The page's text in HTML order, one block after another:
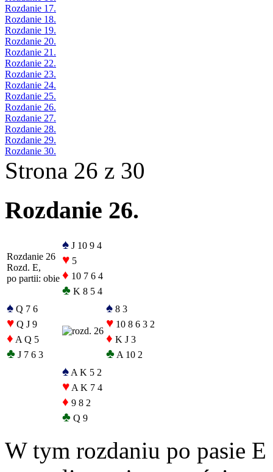
Rozdanie 17.
Rozdanie 18.
Rozdanie 19.
Rozdanie 20.
Rozdanie 21.
Rozdanie 22.
Rozdanie 23.
Rozdanie 24.
Rozdanie 25.
Rozdanie 26.
Rozdanie 27.
Rozdanie 28.
Rozdanie 29.
Rozdanie 30.
Strona 26 z 30
Rozdanie 26.
Rozdanie 26
Rozd. E,
po partii: obie
♠ J 10 9 4
♥ 5
♦ 10 7 6 4
♣ K 8 5 4
♠ Q 7 6
♥ Q J 9
♦ A Q 5
♣ J 7 6 3
♠ 8 3
♥ 10 8 6 3 2
♦ K J 3
♣ A 10 2
♠ A K 5 2
♥ A K 7 4
♦ 9 8 2
♣ Q 9
W tym rozdaniu po pasie